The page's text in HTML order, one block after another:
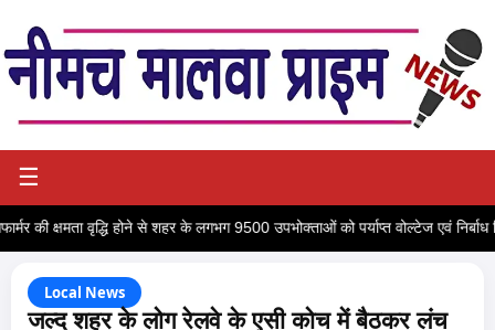
☰
की क्षमता वृद्धि होने से शहर के लगभग 9500 उपभोक्ताओं को पर्याप्त वोल्टेज एवं निर्बाध
Local News
जल्द शहर के लोग रेलवे के एसी कोच में बैठकर लंच